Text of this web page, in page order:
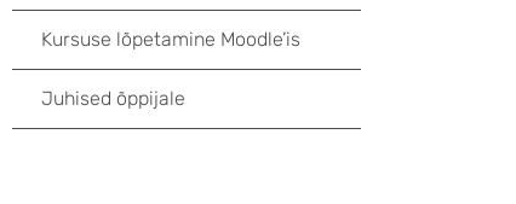
Kursuse lõpetamine Moodle’is
Juhised õppijale